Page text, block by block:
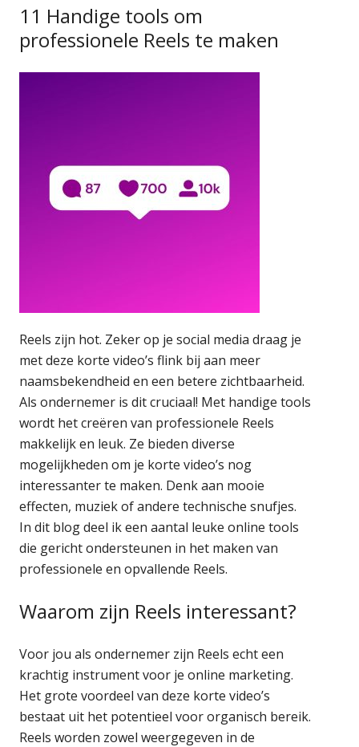
11 Handige tools om
professionele Reels te maken
Reels zijn hot. Zeker op je social media draag je
met deze korte video’s flink bij aan meer
naamsbekendheid en een betere zichtbaarheid.
Als ondernemer is dit cruciaal! Met handige tools
wordt het creëren van professionele Reels
makkelijk en leuk. Ze bieden diverse
mogelijkheden om je korte video’s nog
interessanter te maken. Denk aan mooie
effecten, muziek of andere technische snufjes.
In dit blog deel ik een aantal leuke online tools
die gericht ondersteunen in het maken van
professionele en opvallende Reels.
Waarom zijn Reels interessant?
Voor jou als ondernemer zijn Reels echt een
krachtig instrument voor je online marketing.
Het grote voordeel van deze korte video’s
bestaat uit het potentieel voor organisch bereik.
Reels worden zowel weergegeven in de